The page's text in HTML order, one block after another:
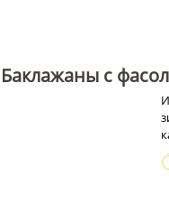
Баклажаны с